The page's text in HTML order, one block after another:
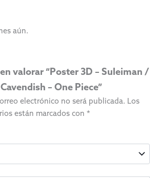
aún.
valorar “Poster 3D – Suleiman /
– One Piece”
electrónico no será publicada. Los
están marcados con *